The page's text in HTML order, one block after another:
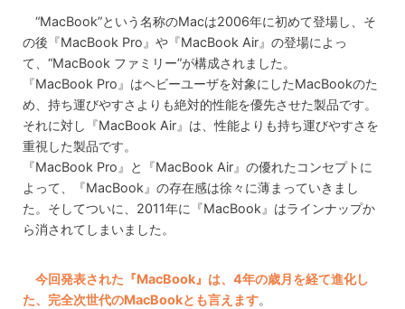
“MacBook”という名称のMacは2006年に初めて登場し、そ
の後『MacBook Pro』や『MacBook Air』の登場によっ
て、“MacBook ファミリー”が構成されました。
『MacBook Pro』はヘビーユーザを対象にしたMacBookのた
め、持ち運びやすさよりも絶対的性能を優先させた製品です。
それに対し『MacBook Air』は、性能よりも持ち運びやすさを
重視した製品です。
『MacBook Pro』と『MacBook Air』の優れたコンセプトに
よって、『MacBook』の存在感は徐々に薄まっていきまし
た。そしてついに、2011年に『MacBook』はラインナップか
ら消されてしまいました。
今回発表された『MacBook』は、4年の歳月を経て進化し
た、完全次世代のMacBookとも言えます。